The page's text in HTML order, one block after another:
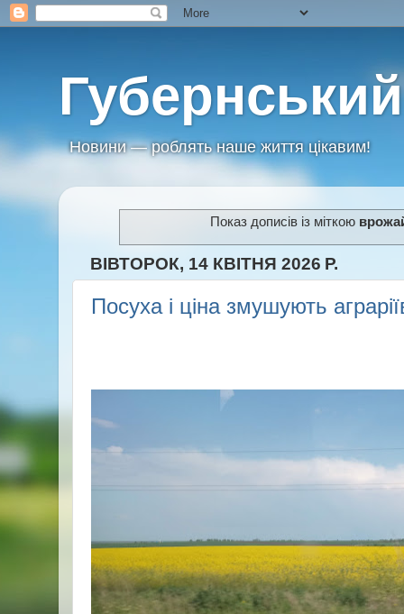
Новини — роблять наше життя цікавим!
Показ дописів із міткою
ВІВТОРОК, 14 КВІТНЯ 2026 Р.
Посуха і ціна змушують